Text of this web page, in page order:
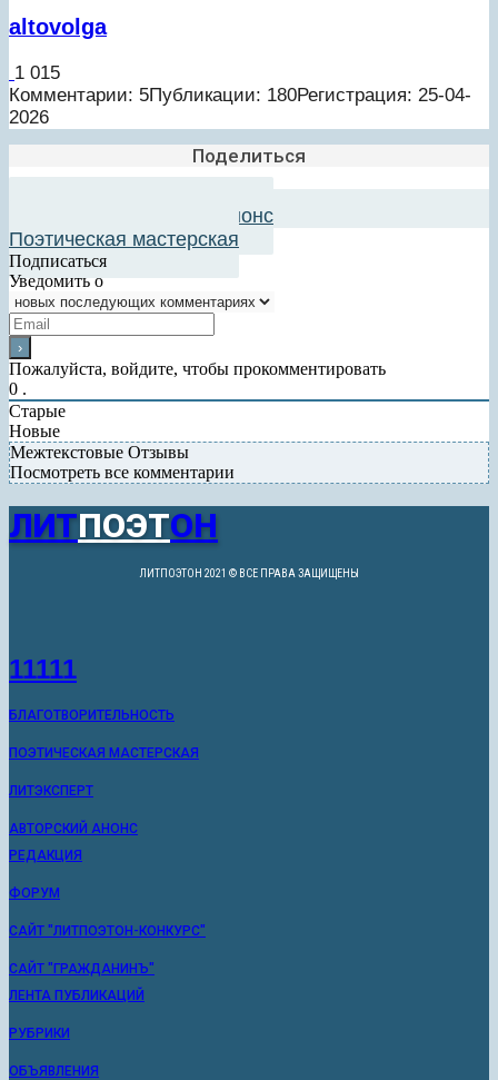
altovolga
1 015
Комментарии: 5Публикации: 180Регистрация: 25-04-
2026
Поделиться
Добавить в авторский анонс
Поэтическая мастерская
Подписаться
Уведомить о
Пожалуйста, войдите, чтобы прокомментировать
0 .
Старые
Новые
Межтекстовые Отзывы
Посмотреть все комментарии
ЛИТПОЭТОН
ЛИТПОЭТОН 2021 © ВСЕ ПРАВА ЗАЩИЩЕНЫ
11111
БЛАГОТВОРИТЕЛЬНОСТЬ
ПОЭТИЧЕСКАЯ МАСТЕРСКАЯ
ЛИТЭКСПЕРТ
АВТОРСКИЙ АНОНС
РЕДАКЦИЯ
ФОРУМ
САЙТ "ЛИТПОЭТОН-КОНКУРС"
САЙТ "ГРАЖДАНИНЪ"
ЛЕНТА ПУБЛИКАЦИЙ
РУБРИКИ
ОБЪЯВЛЕНИЯ